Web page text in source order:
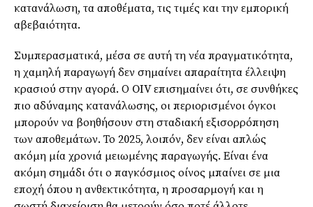
κατανάλωση, τα αποθέματα, τις τιμές και την εμπορική
αβεβαιότητα.
Συμπερασματικά, μέσα σε αυτή τη νέα πραγματικότητα,
η χαμηλή παραγωγή δεν σημαίνει απαραίτητα έλλειψη
κρασιού στην αγορά. Ο OIV επισημαίνει ότι, σε συνθήκες
πιο αδύναμης κατανάλωσης, οι περιορισμένοι όγκοι
μπορούν να βοηθήσουν στη σταδιακή εξισορρόπηση
των αποθεμάτων. Το 2025, λοιπόν, δεν είναι απλώς
ακόμη μία χρονιά μειωμένης παραγωγής. Είναι ένα
ακόμη σημάδι ότι ο παγκόσμιος οίνος μπαίνει σε μια
εποχή όπου η ανθεκτικότητα, η προσαρμογή και η